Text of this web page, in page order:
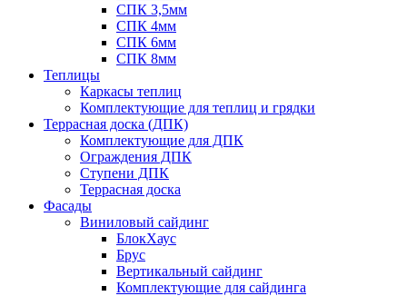
СПК 3,5мм
СПК 4мм
СПК 6мм
СПК 8мм
Теплицы
Каркасы теплиц
Комплектующие для теплиц и грядки
Террасная доска (ДПК)
Комплектующие для ДПК
Ограждения ДПК
Ступени ДПК
Террасная доска
Фасады
Виниловый сайдинг
БлокХаус
Брус
Вертикальный сайдинг
Комплектующие для сайдинга